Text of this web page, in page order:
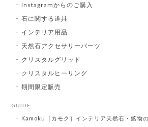
Instagramからのご購入
石に関する道具
インテリア用品
天然石アクセサリーパーツ
クリスタルグリッド
クリスタルヒーリング
期間限定販売
GUIDE
Kamoku［カモク］インテリア天然石・鉱物